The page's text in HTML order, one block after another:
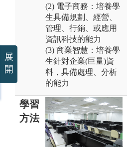
(2) 電子商務：培養學
生具備規劃、經營、
管理、行銷、或應用
資訊科技的能力
(3) 商業智慧：培養學
生針對企業(巨量)資
料，具備處理、分析
的能力
學習
方法
展
開